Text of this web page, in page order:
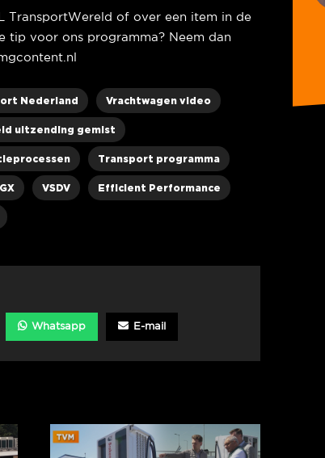
TransportWereld of over een item in de
tip voor ons programma? Neem dan
Nederland Vrachtwagen video
uitzending gemist
Transport programma
VSDV Efficient Performance
Whatsapp E-mail